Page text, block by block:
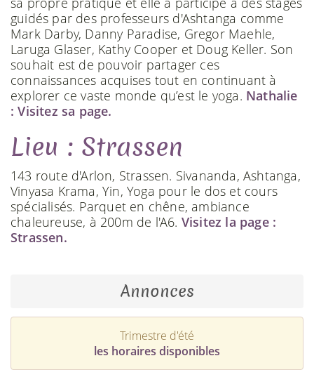
guidés par des professeurs d'Ashtanga comme
Mark Darby, Danny Paradise, Gregor Maehle,
Laruga Glaser, Kathy Cooper et Doug Keller. Son
souhait est de pouvoir partager ces
connaissances acquises tout en continuant à
explorer ce vaste monde qu’est le yoga. Nathalie
: Visitez sa page.
Lieu : Strassen
143 route d'Arlon, Strassen. Sivananda, Ashtanga,
Vinyasa Krama, Yin, Yoga pour le dos et cours
spécialisés. Parquet en chêne, ambiance
chaleureuse, à 200m de l'A6. Visitez la page :
Strassen.
Annonces
Trimestre d'été
les horaires disponibles